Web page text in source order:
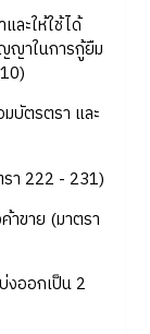
ะให้ใช้ได้
ญาในการกู้ยืม
ตรตรา และ
222 - 231)
ขาย (มาตรา
งออกเป็น 2